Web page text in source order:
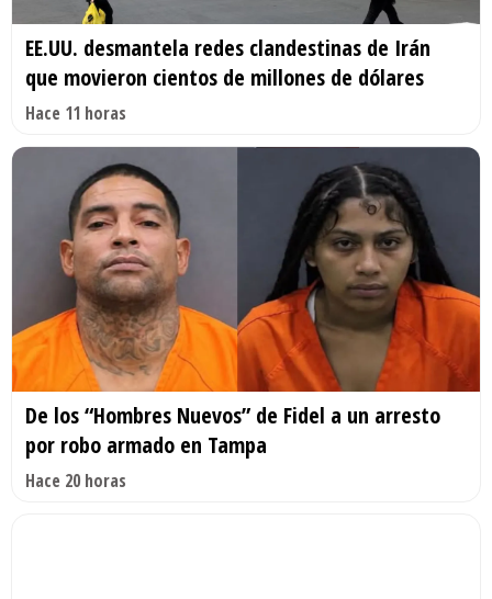
EE.UU. desmantela redes clandestinas de Irán
que movieron cientos de millones de dólares
Hace 11 horas
De los “Hombres Nuevos” de Fidel a un arresto
por robo armado en Tampa
Hace 20 horas